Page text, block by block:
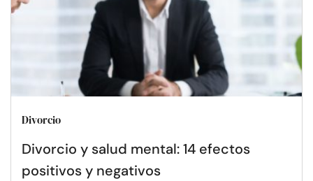
Divorcio
Divorcio y salud mental: 14 efectos
positivos y negativos